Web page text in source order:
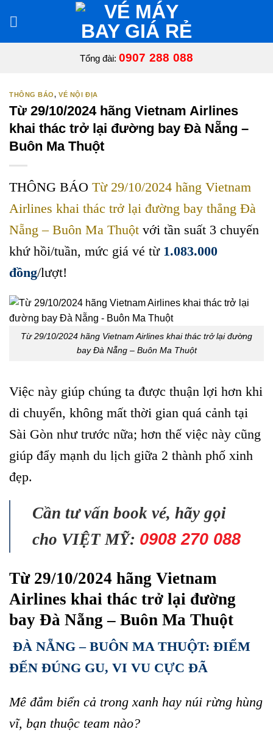
Tổng đài: 0907 288 088
THÔNG BÁO,VÉ NỘI ĐỊA
Từ 29/10/2024 hãng Vietnam Airlines
khai thác trở lại đường bay Đà Nẵng –
Buôn Ma Thuột
THÔNG BÁO Từ 29/10/2024 hãng Vietnam
Airlines khai thác trở lại đường bay thẳng Đà
Nẵng – Buôn Ma Thuột với tần suất 3 chuyến
khứ hồi/tuần, mức giá vé từ 1.083.000
đồng/lượt!
Từ 29/10/2024 hãng Vietnam Airlines khai thác trở lại đường
bay Đà Nẵng – Buôn Ma Thuột
Việc này giúp chúng ta được thuận lợi hơn khi
di chuyển, không mất thời gian quá cảnh tại
Sài Gòn như trước nữa; hơn thế việc này cũng
giúp đẩy mạnh du lịch giữa 2 thành phố xinh
đẹp.
Cần tư vấn book vé, hãy gọi
cho VIỆT MỸ: 0908 270 088
Từ 29/10/2024 hãng Vietnam
Airlines khai thác trở lại đường
bay Đà Nẵng – Buôn Ma Thuột
ĐÀ NẴNG – BUÔN MA THUỘT: ĐIỂM
ĐẾN ĐÚNG GU, VI VU CỰC ĐÃ
Mê đắm biển cả trong xanh hay núi rừng hùng
vĩ, bạn thuộc team nào?